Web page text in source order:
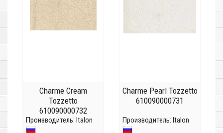
Charme Cream
Tozzetto
610090000732
Производитель: Italon
Charme Pearl Tozzetto
610090000731
Производитель: Italon